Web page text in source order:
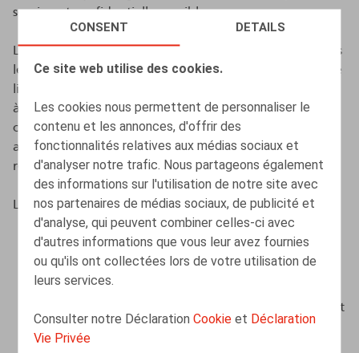
CONSENT DETAILS
Ce site web utilise des cookies.
Les cookies nous permettent de personnaliser le
contenu et les annonces, d'offrir des
fonctionnalités relatives aux médias sociaux et
d'analyser notre trafic. Nous partageons également
des informations sur l'utilisation de notre site avec
nos partenaires de médias sociaux, de publicité et
d'analyse, qui peuvent combiner celles-ci avec
d'autres informations que vous leur avez fournies
ou qu'ils ont collectées lors de votre utilisation de
leurs services.
Consulter notre DéclarationCookie et Déclaration
Vie Privée
sereine et confidentielle possible.
Le présent règlement a pour objectif d’encourager tous
les membres de son personnel ainsi que toute personne
liée par une relation contractuelle avec Claeys & Engels
à révéler, toute violation et/ou tout acte illégal,
contraire à l’éthique ou frauduleux impliquant les
activités de Claeys & Engels, et ce sans crainte de
représailles ou d’autres mesures.
Le présent règlement a pour objectif :
de permettre le signalement confidentiel, anonyme
ou non, de toute information relative à une
violation effective ou potentielle ;
d’assurer une protection des personnes qui signalent
une violation ou qui assistent l’auteur du
signalement ;